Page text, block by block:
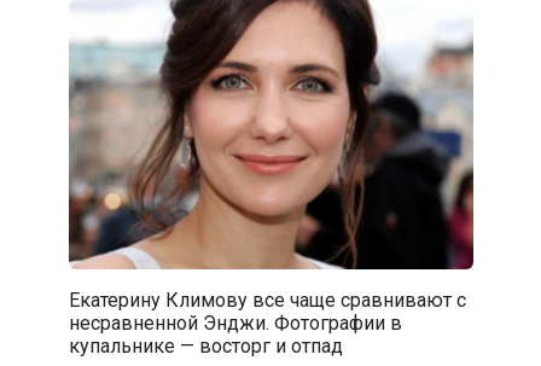
Екатерину Климову все чаще сравнивают с
несравненной Энджи. Фотографии в
купальнике — восторг и отпад